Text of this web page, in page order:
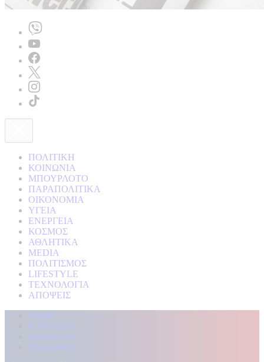
ΠΟΛΙΤΙΚΗ
ΚΟΙΝΩΝΙΑ
ΜΠΟΥΡΛΟΤΟ
ΠΑΡΑΠΟΛΙΤΙΚΑ
ΟΙΚΟΝΟΜΙΑ
ΥΓΕΙΑ
ΕΝΕΡΓΕΙΑ
ΚΟΣΜΟΣ
ΑΘΛΗΤΙΚΑ
MEDIA
ΠΟΛΙΤΙΣΜΟΣ
LIFESTYLE
ΤΕΧΝΟΛΟΓΙΑ
ΑΠΟΨΕΙΣ
Αρχική
Kontra Live
Καταγγελίες
Επικοινωνία